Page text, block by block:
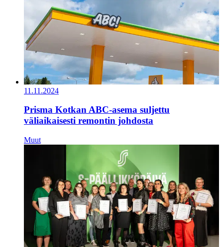
11.11.2024
Prisma Kotkan ABC-asema suljettu
väliaikaisesti remontin johdosta
Muut